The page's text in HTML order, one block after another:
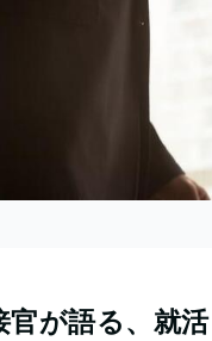
官が語る、就